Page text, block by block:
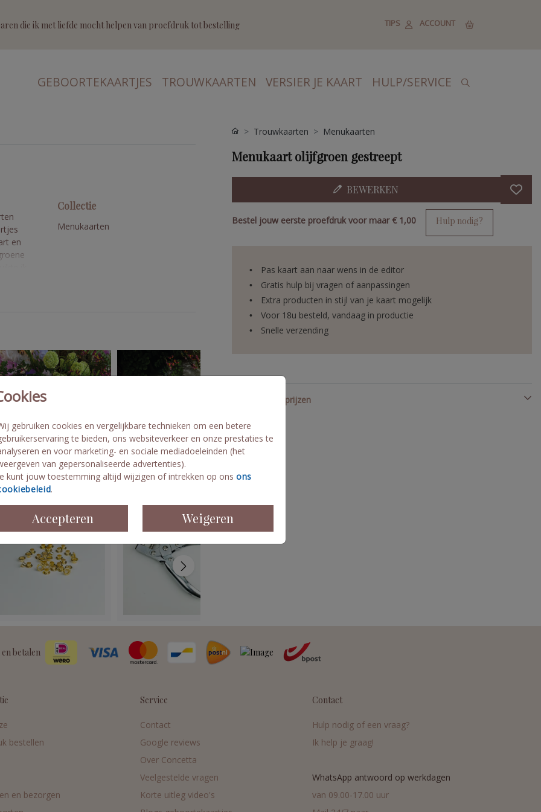
die ik met liefde mocht helpen van proefdruk tot bestelling TIPS ACCOUNT
GEBOORTEKAARTJES TROUWKAARTEN VERSIER JE KAART HULP/SERVICE
gebruiken cookies en vergelijkbare technieken om een betere
te bieden, ons websiteverkeer en onze prestaties te
en voor marketing- en sociale mediadoeleinden (het
van gepersonaliseerde advertenties).
kunt jouw toestemming altijd wijzigen of intrekken op ons ons
.
Accepteren Weigeren
en
ik
Collectie
Menukaarten
Trouwkaarten Menukaarten
Menukaart olijfgroen gestreept
BEWERKEN
Bestel jouw eerste proefdruk voor maar € 1,00 Hulp nodig?
Pas kaart aan naar wens in de editor
Gratis hulp bij vragen of aanpassingen
Extra producten in stijl van je kaart mogelijk
Voor 18u besteld, vandaag in productie
Snelle verzending
Formaten en prijzen
betalen
bestellen
en bezorgen
Service
Contact
Google reviews
Over Concetta
Veelgestelde vragen
Korte uitleg video's
Contact
Hulp nodig of een vraag?
Ik help je graag!
WhatsApp antwoord op werkdagen
van 09.00-17.00 uur